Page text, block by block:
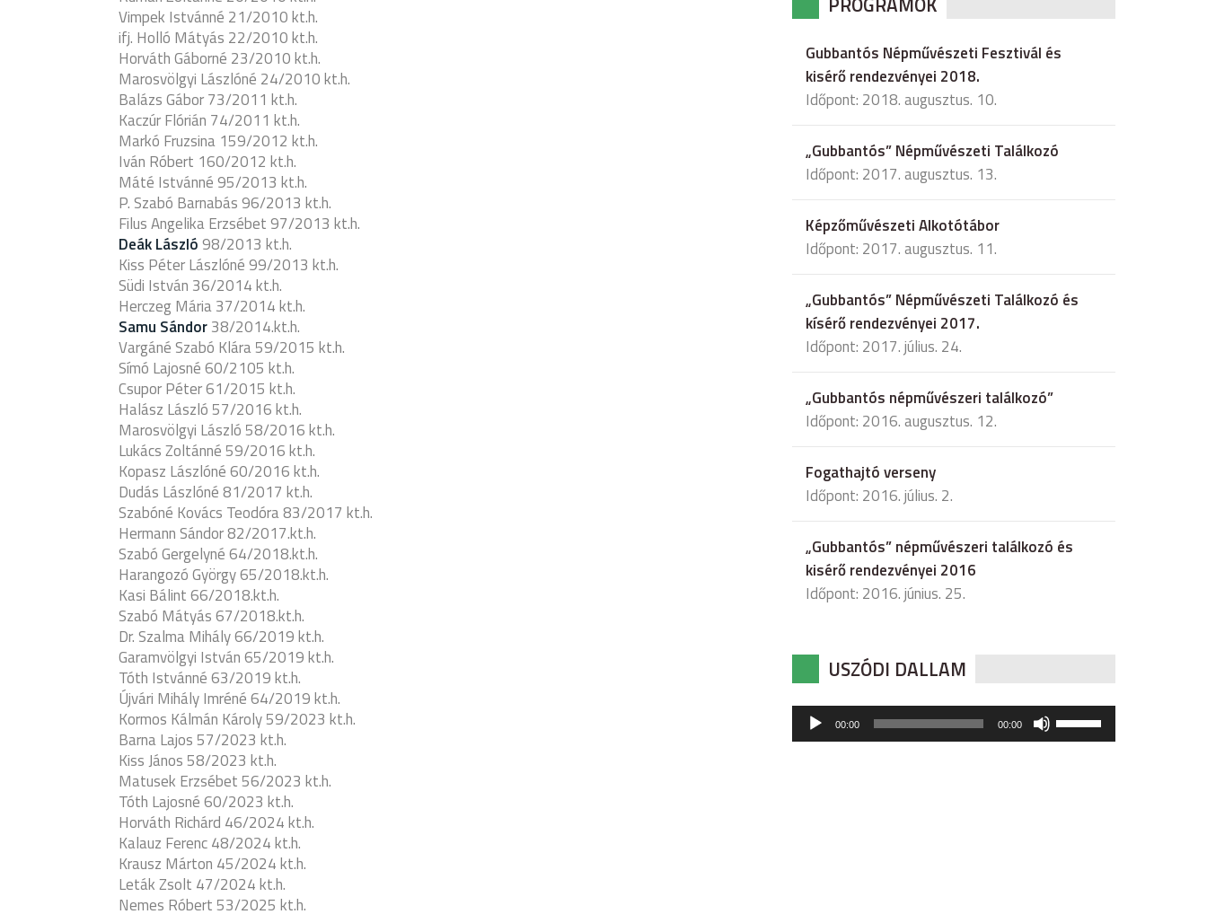
Vimpek Istvánné 21/2010 kt.h.
ifj. Holló Mátyás 22/2010 kt.h.
Horváth Gáborné 23/2010 kt.h.
Marosvölgyi Lászlóné 24/2010 kt.h.
Balázs Gábor 73/2011 kt.h.
Kaczúr Flórián 74/2011 kt.h.
Markó Fruzsina 159/2012 kt.h.
Iván Róbert 160/2012 kt.h.
Máté Istvánné 95/2013 kt.h.
P. Szabó Barnabás 96/2013 kt.h.
Filus Angelika Erzsébet 97/2013 kt.h.
Deák László98/2013 kt.h.
Kiss Péter Lászlóné 99/2013 kt.h.
Südi István 36/2014 kt.h.
Herczeg Mária 37/2014 kt.h.
Samu Sándor38/2014.kt.h.
Vargáné Szabó Klára 59/2015 kt.h.
Símó Lajosné 60/2105 kt.h.
Csupor Péter 61/2015 kt.h.
Halász László 57/2016 kt.h.
Marosvölgyi László 58/2016 kt.h.
Lukács Zoltánné 59/2016 kt.h.
Kopasz Lászlóné 60/2016 kt.h.
Dudás Lászlóné 81/2017 kt.h.
Szabóné Kovács Teodóra 83/2017 kt.h.
Hermann Sándor 82/2017.kt.h.
Szabó Gergelyné 64/2018.kt.h.
Harangozó György 65/2018.kt.h.
Kasi Bálint 66/2018.kt.h.
Szabó Mátyás 67/2018.kt.h.
Dr. Szalma Mihály 66/2019 kt.h.
Garamvölgyi István 65/2019 kt.h.
Tóth Istvánné 63/2019 kt.h.
Újvári Mihály Imréné 64/2019 kt.h.
Kormos Kálmán Károly 59/2023 kt.h.
Barna Lajos 57/2023 kt.h.
Kiss János 58/2023 kt.h.
Matusek Erzsébet 56/2023 kt.h.
Tóth Lajosné 60/2023 kt.h.
Horváth Richárd 46/2024 kt.h.
Kalauz Ferenc 48/2024 kt.h.
Krausz Márton 45/2024 kt.h.
Leták Zsolt 47/2024 kt.h.
Nemes Róbert 53/2025 kt.h.
Gubbantós Népművészeti Fesztivál és
kisérő rendezvényei 2018.
Időpont: 2018. augusztus. 10.
„Gubbantós” Népművészeti Találkozó
Időpont: 2017. augusztus. 13.
Képzőművészeti Alkotótábor
Időpont: 2017. augusztus. 11.
„Gubbantós” Népművészeti Találkozó és
kísérő rendezvényei 2017.
Időpont: 2017. július. 24.
„Gubbantós népművészeri találkozó”
Időpont: 2016. augusztus. 12.
Fogathajtó verseny
Időpont: 2016. július. 2.
„Gubbantós” népművészeri találkozó és
kisérő rendezvényei 2016
Időpont: 2016. június. 25.
USZÓDI DALLAM
Audió
lejátszó
00:00 00:00
hangerő